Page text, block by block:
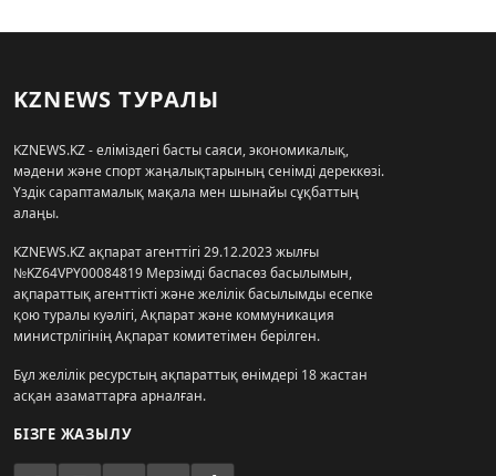
KZNEWS ТУРАЛЫ
KZNEWS.KZ - еліміздегі басты саяси, экономикалық,
мәдени және спорт жаңалықтарының сенімді дереккөзі.
Үздік сараптамалық мақала мен шынайы сұқбаттың
алаңы.
KZNEWS.KZ ақпарат агенттігі 29.12.2023 жылғы
№KZ64VPY00084819 Мерзімді баспасөз басылымын,
ақпараттық агенттікті және желілік басылымды есепке
қою туралы куәлігі, Ақпарат және коммуникация
министрлігінің Ақпарат комитетімен берілген.
Бұл желілік ресурстың ақпараттық өнімдері 18 жастан
асқан азаматтарға арналған.
БІЗГЕ ЖАЗЫЛУ